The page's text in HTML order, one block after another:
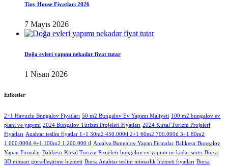
Tiny House Fiyatları 2026
7 Mayıs 2026
Doğa evleri yapımı nekadar fiyat tutar
1 Nisan 2026
Etiketler
2+1 Havuzlu Bungalov Fiyatları 50 m2 Bungalov Ev Yapımı Maliyeti 100 m2 bungalov ev
planı ve yapımı 2024 Bungalov Turizm Projeleri Fiyatları 2024 Kırsal Turizm Projeleri
Fiyatları Anahtar teslim fiyatlar 1+1 30m2 450.000tl 2+1 60m2 700.000tl 3+1 80m2
1.000.000tl 4+1 100m2 1.200.000 tl
Antalya Bungalov Yapan Firmalar Balıkesir Bungalov
Yapan Firmalar Balıkesir Kırsal Turizm Projeleri bungalov ev yapımı ne kadar sürer Bursa
3D mimari görselleştirme hizmeti Bursa Anahtar teslim mimarlık hizmeti fiyatları Bursa